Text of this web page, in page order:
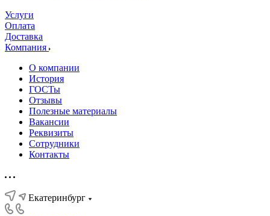
Услуги
Оплата
Доставка
Компания
О компании
История
ГОСТы
Отзывы
Полезные материалы
Вакансии
Реквизиты
Сотрудники
Контакты
Екатеринбург